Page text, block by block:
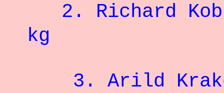
2.
kg
3. Arild